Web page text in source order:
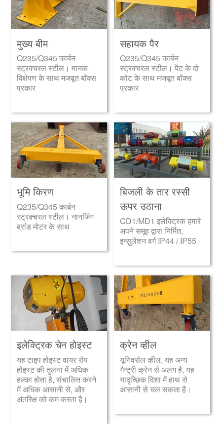
मुख्य बीम
Q235/Q345 कार्बन
स्ट्रक्चरल स्टील। मानक
विक्षेपण के साथ मजबूत बॉक्स
प्रकार
सहायक पैर
Q235/Q345 कार्बन
स्ट्रक्चरल स्टील। पेंट के दो
कोट के साथ मजबूत बॉक्स
प्रकार
भूमि किरण
Q235/Q345 कार्बन
स्ट्रक्चरल स्टील। नानजिंग
ब्रांड मोटर के साथ
बिजली के तार रस्सी
ऊपर उठाना
CD1/MD1 इलेक्ट्रिक हमारे
अपने समूह द्वारा निर्मित,
इन्सुलेशन वर्ग IP44 / IP55
इलेक्ट्रिक चेन होइस्ट
यह टाइप होइस्ट वायर रोप
होइस्ट की तुलना में अधिक
हल्का होता है, संचालित करने
में अधिक आसानी से, और
अंतरिक्ष को कम करता है।
क्रेन व्हील
यूनिवर्सल व्हील, यह अन्य
गैन्ट्री क्रेन से अलग है, यह
यादृच्छिक दिशा में हाथ से
आसानी से चल सकता है।